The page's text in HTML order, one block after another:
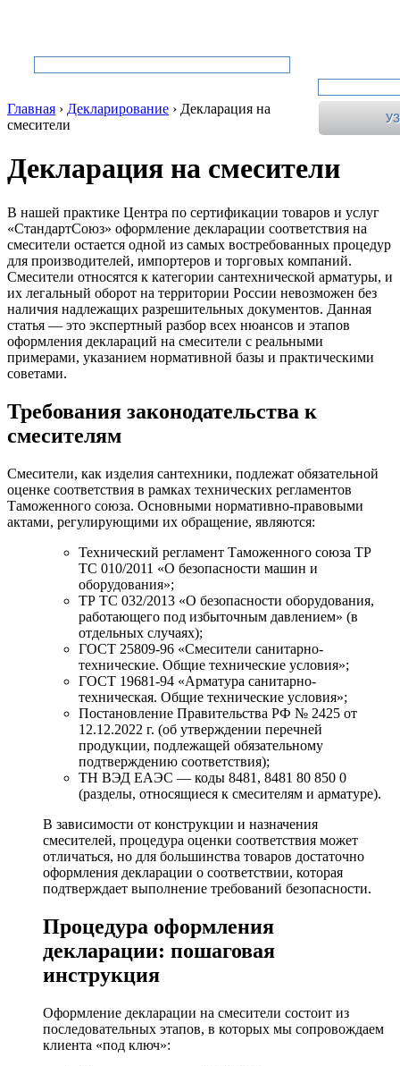
Главная › Декларирование › Декларация на
смесители
Декларация на смесители
В нашей практике Центра по сертификации товаров и услуг
«СтандартСоюз» оформление декларации соответствия на
смесители остается одной из самых востребованных процедур
для производителей, импортеров и торговых компаний.
Смесители относятся к категории сантехнической арматуры, и
их легальный оборот на территории России невозможен без
наличия надлежащих разрешительных документов. Данная
статья — это экспертный разбор всех нюансов и этапов
оформления деклараций на смесители с реальными
примерами, указанием нормативной базы и практическими
советами.
Требования законодательства к
смесителям
Смесители, как изделия сантехники, подлежат обязательной
оценке соответствия в рамках технических регламентов
Таможенного союза. Основными нормативно-правовыми
актами, регулирующими их обращение, являются:
Технический регламент Таможенного союза ТР
ТС 010/2011 «О безопасности машин и
оборудования»;
ТР ТС 032/2013 «О безопасности оборудования,
работающего под избыточным давлением» (в
отдельных случаях);
ГОСТ 25809-96 «Смесители санитарно-
технические. Общие технические условия»;
ГОСТ 19681-94 «Арматура санитарно-
техническая. Общие технические условия»;
Постановление Правительства РФ № 2425 от
12.12.2022 г. (об утверждении перечней
продукции, подлежащей обязательному
подтверждению соответствия);
ТН ВЭД ЕАЭС — коды 8481, 8481 80 850 0
(разделы, относящиеся к смесителям и арматуре).
В зависимости от конструкции и назначения
смесителей, процедура оценки соответствия может
отличаться, но для большинства товаров достаточно
оформления декларации о соответствии, которая
подтверждает выполнение требований безопасности.
Процедура оформления
декларации: пошаговая
инструкция
Оформление декларации на смесители состоит из
последовательных этапов, в которых мы сопровождаем
клиента «под ключ»: